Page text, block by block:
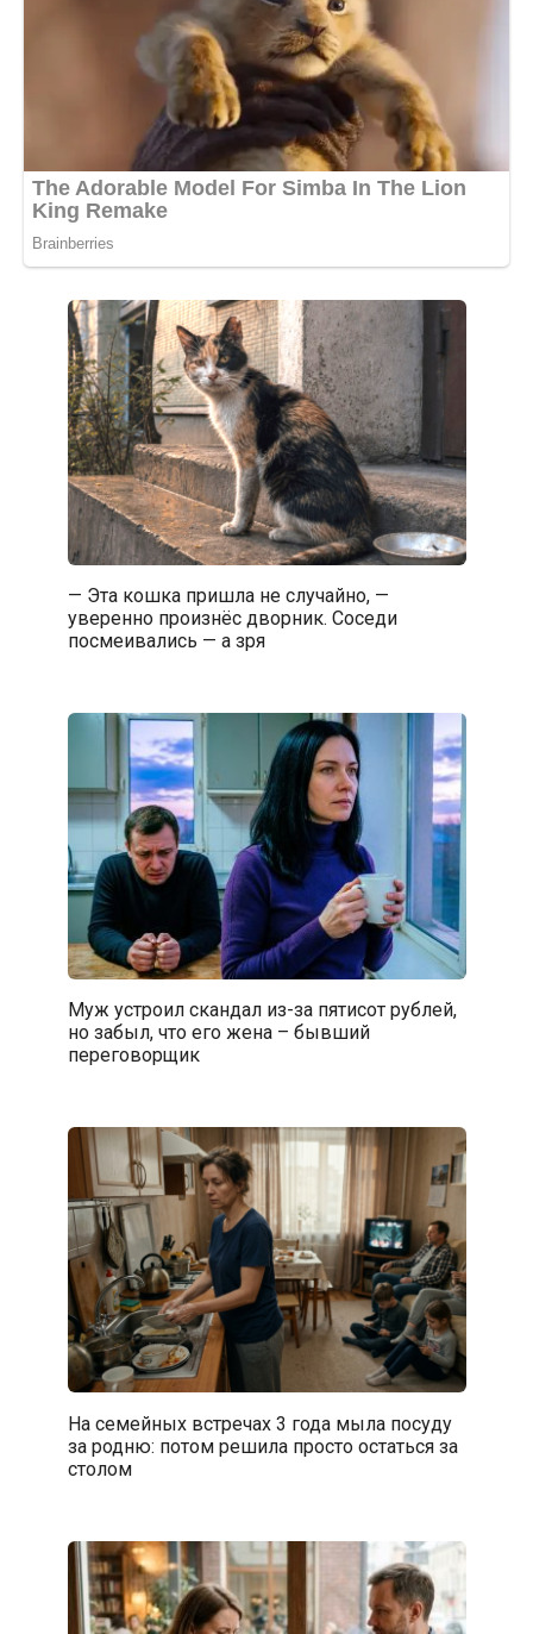
— Эта кошка пришла не случайно, —
уверенно произнёс дворник. Соседи
посмеивались — а зря
Муж устроил скандал из-за пятисот рублей,
но забыл, что его жена – бывший
переговорщик
На семейных встречах 3 года мыла посуду
за родню: потом решила просто остаться за
столом